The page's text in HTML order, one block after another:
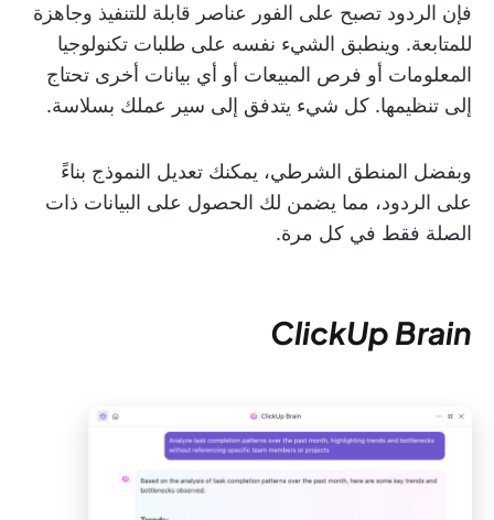
فإن الردود تصبح على الفور عناصر قابلة للتنفيذ وجاهزة
للمتابعة. وينطبق الشيء نفسه على طلبات تكنولوجيا
المعلومات أو فرص المبيعات أو أي بيانات أخرى تحتاج
إلى تنظيمها. كل شيء يتدفق إلى سير عملك بسلاسة.
وبفضل المنطق الشرطي، يمكنك تعديل النموذج بناءً
على الردود، مما يضمن لك الحصول على البيانات ذات
الصلة فقط في كل مرة.
ClickUp Brain